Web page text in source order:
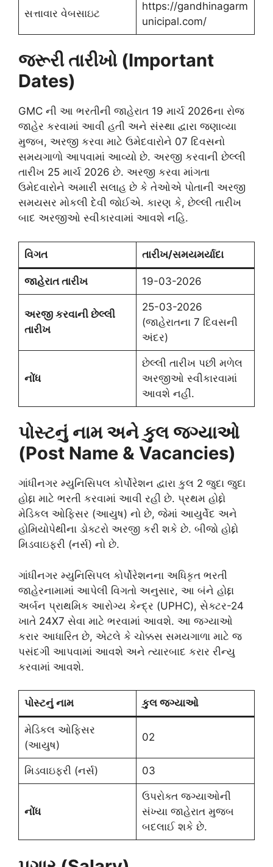
સત્તાવાર વેબસાઇટ
https://gandhinagarm
unicipal.com/
જરૂરી તારીખો (Important
Dates)
GMC ની આ ભરતીની જાહેરાત 19 માર્ચ 2026ના રોજ
જાહેર કરવામાં આવી હતી અને સંસ્થા દ્વારા જણાવ્યા
મુજબ, અરજી કરવા માટે ઉમેદવારોને 07 દિવસનો
સમયગાળો આપવામાં આવ્યો છે. અરજી કરવાની છેલ્લી
તારીખ 25 માર્ચ 2026 છે. અરજી કરવા માંગતા
ઉમેદવારોને અમારી સલાહ છે કે તેઓએ પોતાની અરજી
સમયસર મોકલી દેવી જોઈએ. કારણ કે, છેલ્લી તારીખ
બાદ અરજીઓ સ્વીકારવામાં આવશે નહિ.
વિગત તારીખ/સમયમર્યાદા
જાહેરાત તારીખ 19-03-2026
અરજી કરવાની છેલ્લી
તારીખ
25-03-2026
(જાહેરાતના 7 દિવસની
અંદર)
નોંધ
છેલ્લી તારીખ પછી મળેલ
અરજીઓ સ્વીકારવામાં
આવશે નહીં.
પોસ્ટનું નામ અને કુલ જગ્યાઓ
(Post Name & Vacancies)
ગાંધીનગર મ્યુનિસિપલ કોર્પોરેશન દ્વારા કુલ 2 જુદા જુદા
હોદ્દા માટે ભરતી કરવામાં આવી રહી છે. પ્રથમ હોદ્દો
મેડિકલ ઓફિસર (આયુષ) નો છે, જેમાં આયુર્વેદ અને
હોમિયોપેથીના ડોક્ટરો અરજી કરી શકે છે. બીજો હોદ્દો
મિડવાઇફરી (નર્સ) નો છે.
ગાંધીનગર મ્યુનિસિપલ કોર્પોરેશનના અધિકૃત ભરતી
જાહેરનામામાં આપેલી વિગતો અનુસાર, આ બંને હોદ્દા
અર્બન પ્રાથમિક આરોગ્ય કેન્દ્ર (UPHC), સેક્ટર-24
ખાતે 24X7 સેવા માટે ભરવામાં આવશે. આ જગ્યાઓ
કરાર આધારિત છે, એટલે કે ચોક્કસ સમયગાળા માટે જ
પસંદગી આપવામાં આવશે અને ત્યારબાદ કરાર રીન્યુ
કરવામાં આવશે.
પોસ્ટનું નામ કુલ જગ્યાઓ
મેડિકલ ઓફિસર
(આયુષ)
02
મિડવાઇફરી (નર્સ) 03
નોંધ
ઉપરોક્ત જગ્યાઓની
સંખ્યા જાહેરાત મુજબ
બદલાઈ શકે છે.